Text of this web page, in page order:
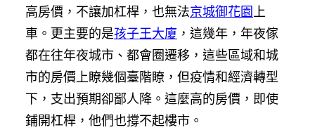
高房價，不讓加杠桿，也無法京城御花園上
車。更主要的是孩子王大廈 ，這幾年，年夜傢
都在往年夜城市、都會圈遷移，這些區域和城
市的房價上瞭幾個臺階瞭，但疫情和經濟轉型
下，支出預期卻鄙人降。這麼高的房價，即使
鋪開杠桿，他們也撐不起樓市。